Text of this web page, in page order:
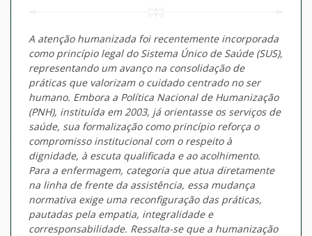
A atenção humanizada foi recentemente incorporada
como princípio legal do Sistema Único de Saúde (SUS),
representando um avanço na consolidação de
práticas que valorizam o cuidado centrado no ser
humano. Embora a Política Nacional de Humanização
(PNH), instituída em 2003, já orientasse os serviços de
saúde, sua formalização como princípio reforça o
compromisso institucional com o respeito à
dignidade, à escuta qualificada e ao acolhimento.
Para a enfermagem, categoria que atua diretamente
na linha de frente da assistência, essa mudança
normativa exige uma reconfiguração das práticas,
pautadas pela empatia, integralidade e
corresponsabilidade. Ressalta-se que a humanização